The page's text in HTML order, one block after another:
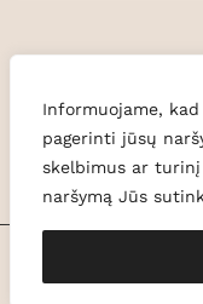
Informuojame,
pagerinti jūsų
skelbimus ar
naršymą Jūs